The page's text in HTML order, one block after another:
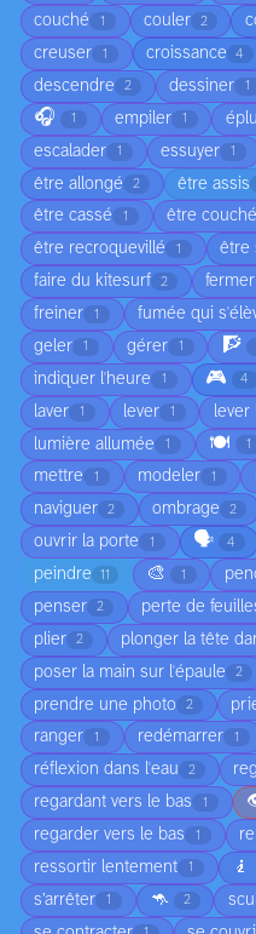
couché 1 couler 2
creuser 1 croissance 4
descendre 2 dessiner 1
🎧 1 empiler 1
escalader 1 essuyer 1
être allongé 2 être assis
être cassé 1 être couché
être recroquevillé 1 être
faire du kitesurf 2
freiner 1 fumée qui
geler 1 gérer 1 🧗
indiquer l'heure 1 🎮 4
laver 1 lever 1 lever
lumière allumée 1 🍽️ 1
mettre 1 modeler 1
naviguer 2 ombrage 2
ouvrir la porte 1 🗣️ 4
peindre 11 🎨 1
penser 2 perte de
plier 2 plonger la tête
poser la main sur l'épaule 2
prendre une photo 2
ranger 1 redémarrer 1
réflexion dans l'eau 2
regardant vers le bas 1
regarder vers le bas 1
ressortir lentement 1 🧎
s’arrêter 1 🦘 2